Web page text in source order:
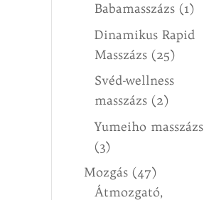
Babamasszázs (1)
Dinamikus Rapid
Masszázs (25)
Svéd-wellness
masszázs (2)
Yumeiho masszázs
(3)
Mozgás (47)
Átmozgató,